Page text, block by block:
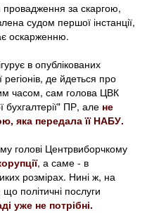
провадження за скаргою,
судом першої інстанції,
оскарженню.
в опублікованих
регіонів, де йдеться про
часом, сам голова ЦВК
ПР, але не
яка передала її НАБУ.
голові Центрвиборчкому
, а саме - в
розмірах. Нині ж, на
політичні послуги
уже не потрібні.